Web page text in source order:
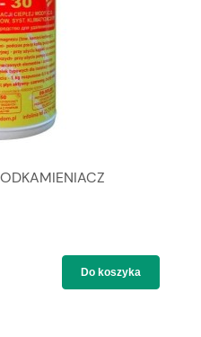
Do koszyka